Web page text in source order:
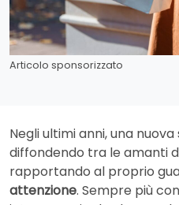
Articolo sponsorizzato
Negli ultimi anni, una
diffondendo tra le amanti
rapportando al proprio
attenzione. Sempre più